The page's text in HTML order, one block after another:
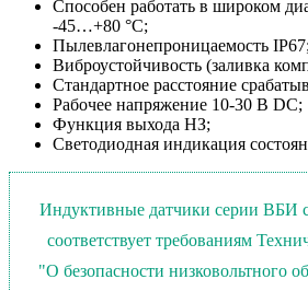
Способен работать в широком
-45…+80 °С;
Пылевлагонепроницаемость IP67;
Виброустойчивость (заливка
Стандартное расстояние
Рабочее напряжение 10-30 В DC;
Функция выхода НЗ;
Светодиодная индикация
Индуктивные датчики серии ВБИ
соответствует требованиям
"О безопасности низковольтного